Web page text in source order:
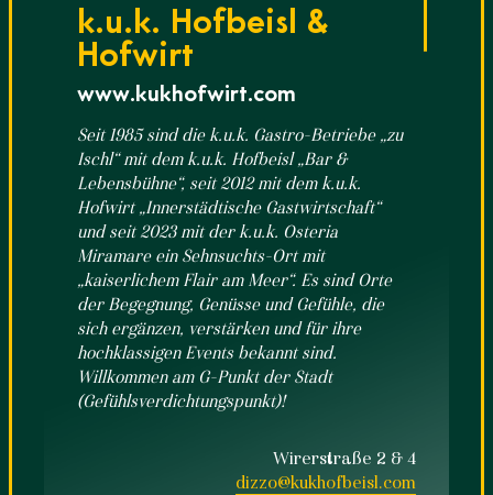
k.u.k. Hofbeisl &
Hofwirt
www.kukhofwirt.com
Seit 1985 sind die k.u.k. Gastro-Betriebe „zu
Ischl“ mit dem k.u.k. Hofbeisl „Bar &
Lebensbühne“, seit 2012 mit dem k.u.k.
Hofwirt „Innerstädtische Gastwirtschaft“
und seit 2023 mit der k.u.k. Osteria
Miramare ein Sehnsuchts-Ort mit
„kaiserlichem Flair am Meer“. Es sind Orte
der Begegnung, Genüsse und Gefühle, die
sich ergänzen, verstärken und für ihre
hochklassigen Events bekannt sind.
Willkommen am G-Punkt der Stadt
(Gefühlsverdichtungspunkt)!
Wirerstraße 2 & 4
dizzo@kukhofbeisl.com